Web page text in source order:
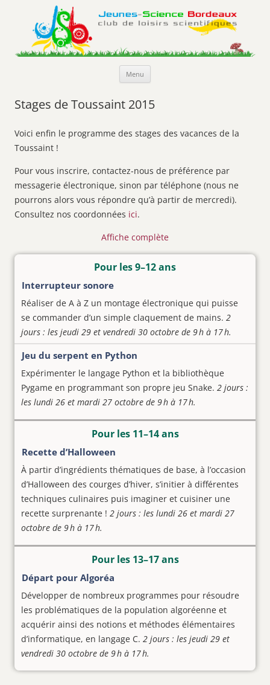
Jeunes-Science Bordeaux
Club de loisirs scientifiques
Menu
Stages de Toussaint 2015
Voici enfin le programme des stages des vacances de la
Toussaint !
Pour vous inscrire, contactez-nous de préférence par
messagerie électronique, sinon par téléphone (nous ne
pourrons alors vous répondre qu’à partir de mercredi).
Consultez nos coordonnées ici.
Affiche complète
Pour les 9–12 ans
Interrupteur sonore
Réaliser de A à Z un montage électronique qui puisse
se commander d’un simple claquement de mains. 2
jours : les jeudi 29 et vendredi 30 octobre de 9 h à 17 h.
Jeu du serpent en Python
Expérimenter le langage Python et la bibliothèque
Pygame en programmant son propre jeu Snake. 2 jours :
les lundi 26 et mardi 27 octobre de 9 h à 17 h.
Pour les 11–14 ans
Recette d’Halloween
À partir d’ingrédients thématiques de base, à l’occasion
d’Halloween des courges d’hiver, s’initier à différentes
techniques culinaires puis imaginer et cuisiner une
recette surprenante ! 2 jours : les lundi 26 et mardi 27
octobre de 9 h à 17 h.
Pour les 13–17 ans
Départ pour Algoréa
Développer de nombreux programmes pour résoudre
les problématiques de la population algoréenne et
acquérir ainsi des notions et méthodes élémentaires
d’informatique, en langage C. 2 jours : les jeudi 29 et
vendredi 30 octobre de 9 h à 17 h.